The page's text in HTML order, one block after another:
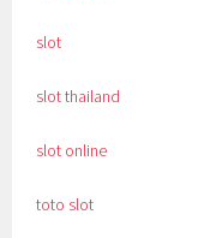
slot
slot thailand
slot online
toto slot